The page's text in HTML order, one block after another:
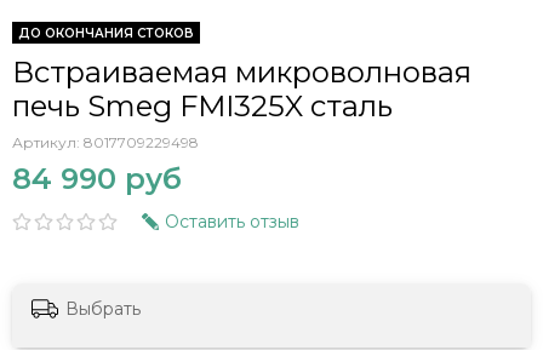
ДО ОКОНЧАНИЯ СТОКОВ
Встраиваемая микроволновая
печь Smeg FMI325X сталь
Артикул: 8017709229498
84 990 руб
Оставить отзыв
Выбрать